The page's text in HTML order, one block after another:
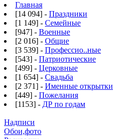
Главная
[14 094] - Праздники
[1 149] - Семейные
[947] - Военные
[2 016] - Общие
[3 539] - Профессио..ные
[543] - Патриотические
[499] - Церковные
[1 654] - Свадьба
[2 371] - Именные открытки
[449] - Пожелания
[1153] - ДР по годам
Надписи
Обои,фото